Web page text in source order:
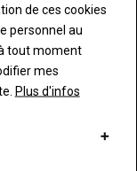
de ces cookies
personnel au
tout moment
mes
Plus d'infos